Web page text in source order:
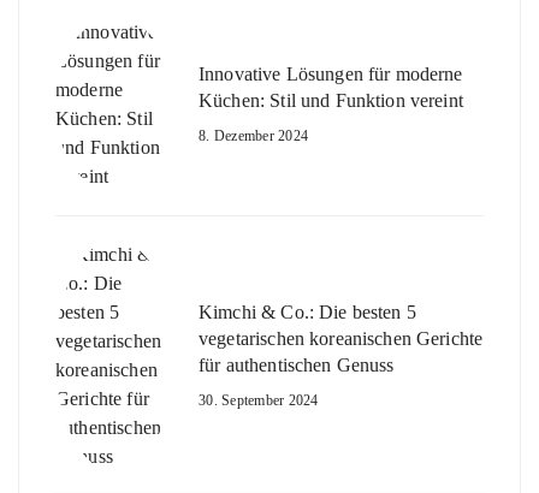
Innovative Lösungen für moderne
Küchen: Stil und Funktion vereint
8. Dezember 2024
Kimchi & Co.: Die besten 5
vegetarischen koreanischen Gerichte
für authentischen Genuss
30. September 2024